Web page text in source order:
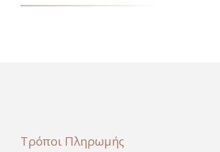
Τρόποι Πληρωμής